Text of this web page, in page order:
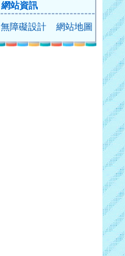
網站資訊
無障礙設計 網站地圖